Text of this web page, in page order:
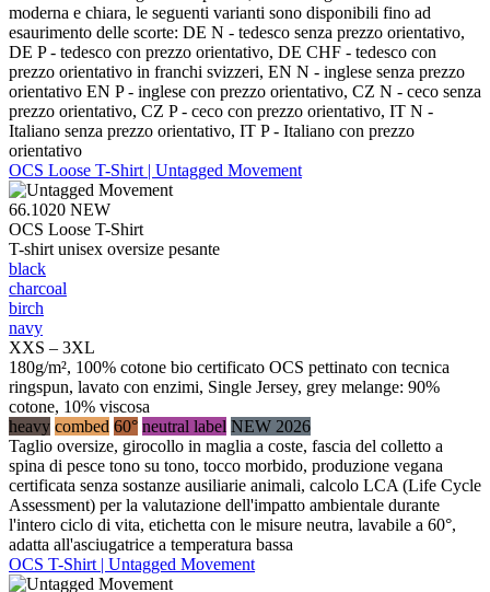
moderna e chiara, le seguenti varianti sono disponibili fino ad
esaurimento delle scorte: DE N - tedesco senza prezzo orientativo,
DE P - tedesco con prezzo orientativo, DE CHF - tedesco con
prezzo orientativo in franchi svizzeri, EN N - inglese senza prezzo
orientativo EN P - inglese con prezzo orientativo, CZ N - ceco senza
prezzo orientativo, CZ P - ceco con prezzo orientativo, IT N -
Italiano senza prezzo orientativo, IT P - Italiano con prezzo
orientativo
OCS Loose T-Shirt | Untagged Movement
66.1020 NEW
OCS Loose T-Shirt
T-shirt unisex oversize pesante
black
charcoal
birch
navy
XXS – 3XL
180g/m², 100% cotone bio certificato OCS pettinato con tecnica
ringspun, lavato con enzimi, Single Jersey, grey melange: 90%
cotone, 10% viscosa
heavy combed 60° neutral label NEW 2026
Taglio oversize, girocollo in maglia a coste, fascia del colletto a
spina di pesce tono su tono, tocco morbido, produzione vegana
certificata senza sostanze ausiliarie animali, calcolo LCA (Life Cycle
Assessment) per la valutazione dell'impatto ambientale durante
l'intero ciclo di vita, etichetta con le misure neutra, lavabile a 60°,
adatta all'asciugatrice a temperatura bassa
OCS T-Shirt | Untagged Movement